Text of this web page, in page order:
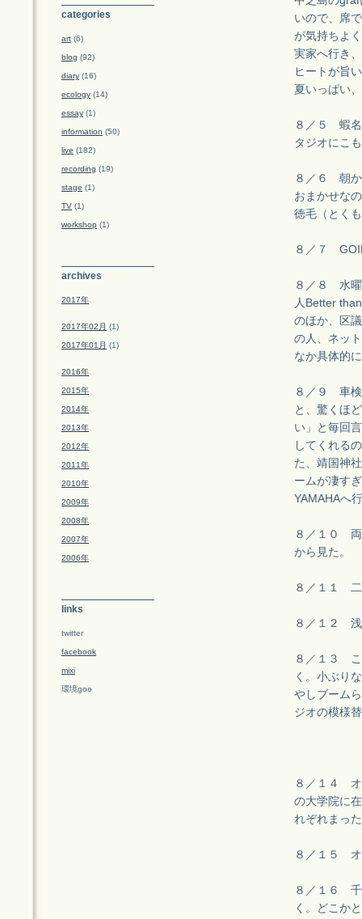
いので、席
が気持ちよ
実家へ行き
ヒートが旨
夏いっぱい
８／５ 蝦名
タジオにこ
８／６ 朝か
おまかせな
徳毛（とく
８／７
８／８ 水曜
人Better
のほか、区
の人、ネッ
なか具体的
８／９ 車検
と、驚くほ
い」と毎回
してくれる
た、靖国神
ームが凄す
YAMAHAへ
８／１０ 両
から見た。
８／１１
８／１２ 浅
８／１３ こ
く。小ぶり
やしブーム
ジオの模様
８／１４ オ
の大学院に
れぞれまっ
８／１５
８／１６ 千
く。どこか
categories
art (6)
blog (92)
diary (16)
ecology (14)
essay (1)
information (50)
live (182)
recording (19)
stage (1)
TV (1)
workshop (1)
archives
2017年
2017年02月 (1)
2017年01月 (1)
2016年
2015年
2014年
2013年
2012年
2011年
2010年
2009年
2008年
2007年
2006年
links
twitter
facebook
mixi
環境goo